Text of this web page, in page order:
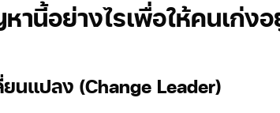
นี้อย่างไรเพื่อให้คนเก่งอ
นแปลง (Change Leader)